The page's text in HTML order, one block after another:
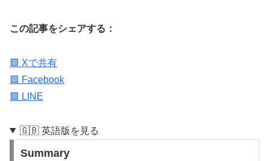
この記事をシェアする：
🟦 Xで共有
🟦 Facebook
🟩 LINE
🇬🇧 英語版を見る
Summary